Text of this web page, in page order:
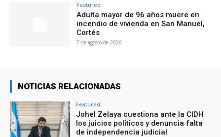
Featured
Adulta mayor de 96 años muere en
incendio de vivienda en San Manuel,
Cortés
7 de agosto de 2026
NOTICIAS RELACIONADAS
Featured
Johel Zelaya cuestiona ante la CIDH
los juicios políticos y denuncia falta
de independencia judicial